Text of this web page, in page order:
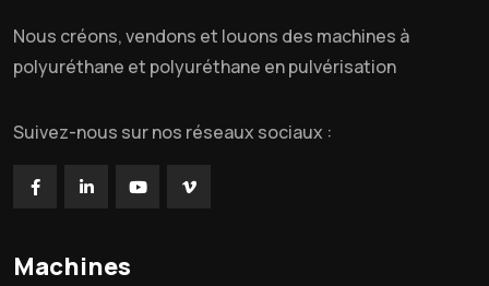
Nous créons, vendons et louons des machines à
polyuréthane et polyuréthane en pulvérisation
Suivez-nous sur nos réseaux sociaux :
Machines